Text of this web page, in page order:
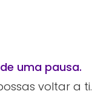
uma pausa.
voltar a ti.